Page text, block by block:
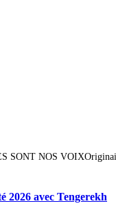
SONT NOS VOIX
2026 avec Tengerekh